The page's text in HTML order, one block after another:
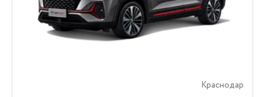
Краснодар